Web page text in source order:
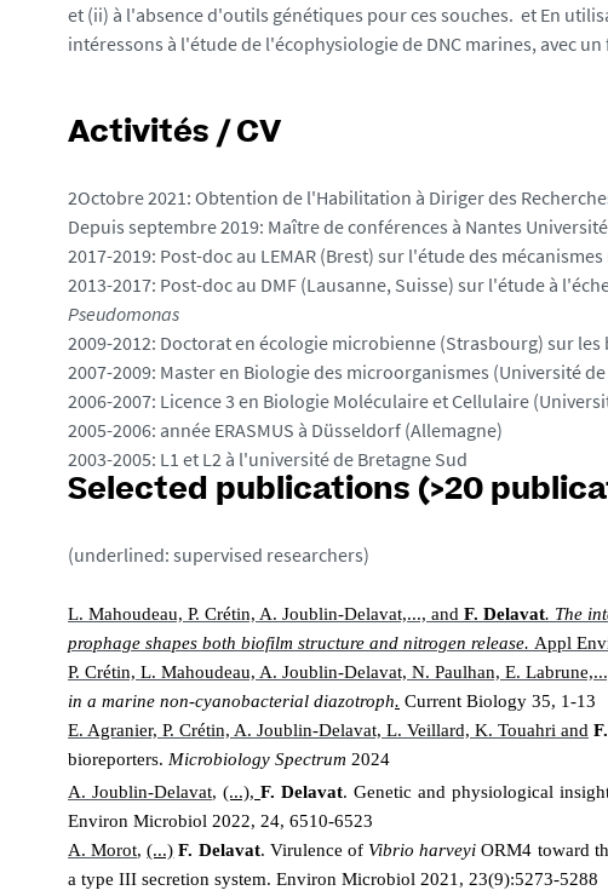
et (ii) à l'absence d'outils génétiques pour ces souches. et En
intéressons à l'étude de l'écophysiologie de DNC marines, avec
Activités / CV
2Octobre 2021: Obtention de l'Habilitation à Diriger des
Depuis septembre 2019: Maître de conférences à Nantes Université
2017-2019: Post-doc au LEMAR (Brest) sur l'étude des
2013-2017: Post-doc au DMF (Lausanne, Suisse) sur l'étude à
Pseudomonas
2009-2012: Doctorat en écologie microbienne (Strasbourg) sur
2007-2009: Master en Biologie des microorganismes (Université
2006-2007: Licence 3 en Biologie Moléculaire et Cellulaire
2005-2006: année ERASMUS à Düsseldorf (Allemagne)
2003-2005: L1 et L2 à l'université de Bretagne Sud
Selected publications (>20
(underlined: supervised researchers)
L. Mahoudeau, P. Crétin, A. Joublin-Delavat,..., and F. Delavat. The
prophage shapes both biofilm structure and nitrogen release. Appl
P. Crétin, L. Mahoudeau, A. Joublin-Delavat, N. Paulhan, E.
in a marine non-cyanobacterial diazotroph. Current Biology 35, 1-13
E. Agranier, P. Crétin, A. Joublin-Delavat, L. Veillard, K. Touahri and
bioreporters. Microbiology Spectrum 2024
A. Joublin-Delavat, (...), F. Delavat. Genetic and physiological
Environ Microbiol 2022, 24, 6510-6523
A. Morot,(...) F. Delavat. Virulence of Vibrio harveyi ORM4 toward
a type III secretion system. Environ Microbiol 2021, 23(9):5273-5288